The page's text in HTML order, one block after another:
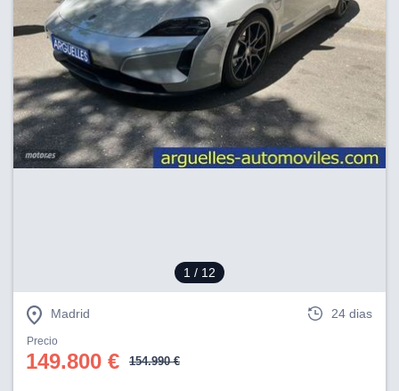
1 / 12
Madrid 24 dias
Precio
149.800 € 154.990 €